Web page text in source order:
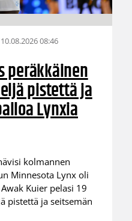
10.08.2026 08:46
peräkkäinen
pistettä ja
Lynxia
kolmannen
Minnesota Lynx oli
Kuier pelasi 19
pistettä ja seitsemän